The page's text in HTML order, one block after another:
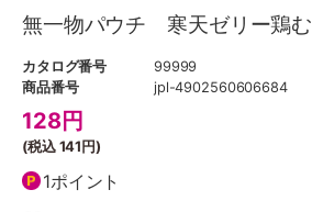
無一物パウチ 寒天ゼリー鶏む
カタログ番号
99999
商品番号
jpl-4902560606684
128円
(税込141円)
1ポイント